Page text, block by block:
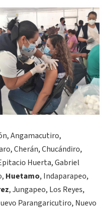
Angamacutiro,
Cherán, Chucándiro,
Huerta, Gabriel
Huetamo, Indaparapeo,
, Jungapeo, Los Reyes,
Parangaricutiro, Nuevo